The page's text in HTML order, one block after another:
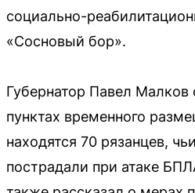
социально-
«Сосновый бор».
Губернатор Павел
пунктах временного
находятся 70 рязанцев,
пострадали при атаке